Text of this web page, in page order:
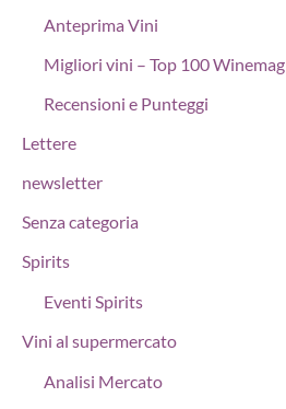
Anteprima Vini
Migliori vini – Top 100 Winemag
Recensioni e Punteggi
Lettere
newsletter
Senza categoria
Spirits
Eventi Spirits
Vini al supermercato
Analisi Mercato